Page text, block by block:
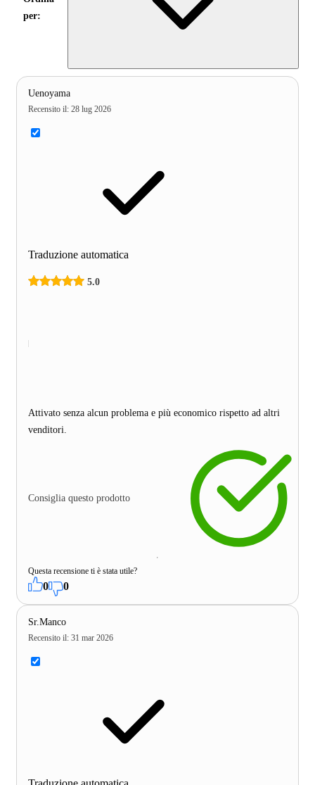
per:
Uenoyama
Recensito il: 28 lug 2026
Traduzione automatica
5.0
Attivato senza alcun problema e più economico rispetto ad altri
venditori.
Consiglia questo prodotto
Questa recensione ti è stata utile?
0 0
Sr.Manco
Recensito il: 31 mar 2026